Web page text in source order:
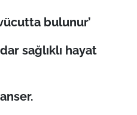
bulunur’
sağlıklı hayat